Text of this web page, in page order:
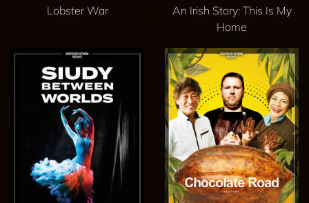
Lobster War
An Irish Story: This Is My
Home